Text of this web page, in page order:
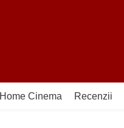
Home Cinema Recenzii